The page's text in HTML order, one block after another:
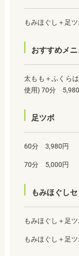
もみほぐし＋足
おすすめメニ
太もも＋ふくら
使用) 70分
足ツボ
60分 3,980円
70分 5,000円
もみほぐしセ
もみほぐし＋足
もみほぐし＋足